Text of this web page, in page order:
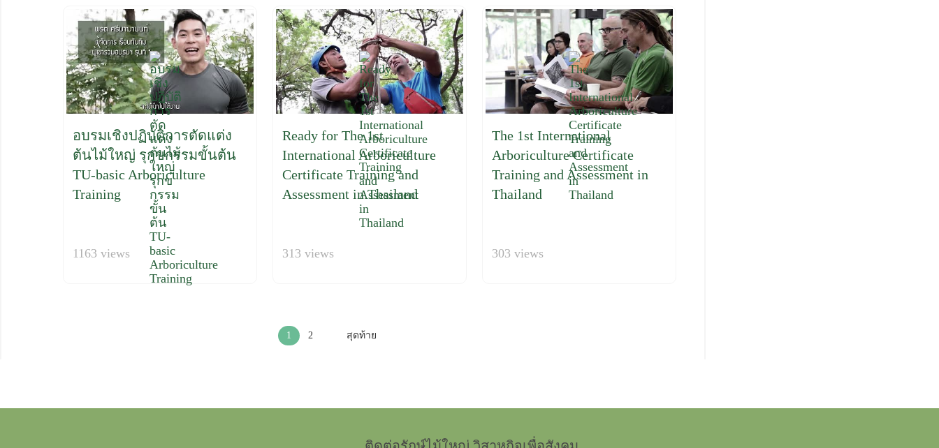
อบรมเชิงปฏิบัติการตัดแต่ง
ต้นไม้ใหญ่ รุกขกรรมขั้นต้น
TU-basic Arboriculture
Training
1163 views
Ready for The 1st
International Arboriculture
Certificate Training and
Assessment in Thailand
313 views
The 1st International
Arboriculture Certificate
Training and Assessment in
Thailand
303 views
1 2 สุดท้าย